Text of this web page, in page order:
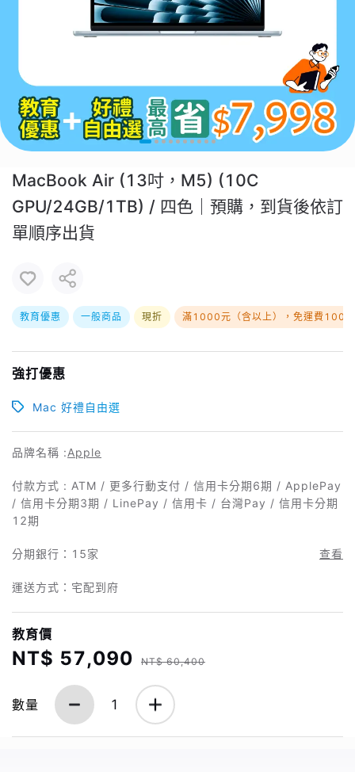
MacBook Air (13吋，M5) (10C
GPU/24GB/1TB) / 四色｜預購，到貨後依訂
單順序出貨
教育優惠 一般商品 現折 滿1000元（含以上），免運費100元
強打優惠
Mac 好禮自由選
品牌名稱 :Apple
付款方式 : ATM / 更多行動支付 / 信用卡分期6期 / ApplePay
/ 信用卡分期3期 / LinePay / 信用卡 / 台灣Pay / 信用卡分期
12期
分期銀行： 15家 查看
運送方式：宅配到府
教育價
NT$ 57,090 NT$ 60,400
數量 1